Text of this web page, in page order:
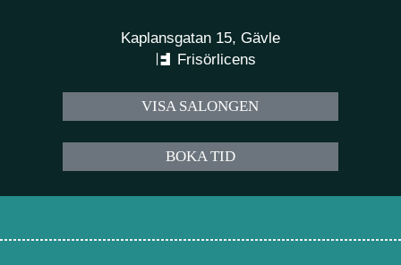
Kaplansgatan 15, Gävle
Frisörlicens
VISA SALONGEN
BOKA TID